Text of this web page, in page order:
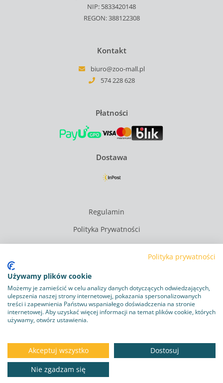
92.86 zł
NIP: 5833420148
REGON: 388122308
Kontakt
biuro@zoo-mall.pl
574 228 628
Płatności
Dostawa
Regulamin
Polityka Prywatności
Polityka plików cookie
Program lojalnościowy
Dostawa i zwroty
Kontakt
Copyright © 2026 zoo-mall.pl
Polityka prywatności
Używamy plików cookie
Możemy je zamieścić w celu analizy danych dotyczących odwiedzających,
ulepszenia naszej strony internetowej, pokazania spersonalizowanych
treści i zapewnienia Państwu wspaniałego doświadczenia na stronie
internetowej. Aby uzyskać więcej informacji na temat plików cookie, których
używamy, otwórz ustawienia.
Akceptuj wszystko
Dostosuj
Nie zgadzam się